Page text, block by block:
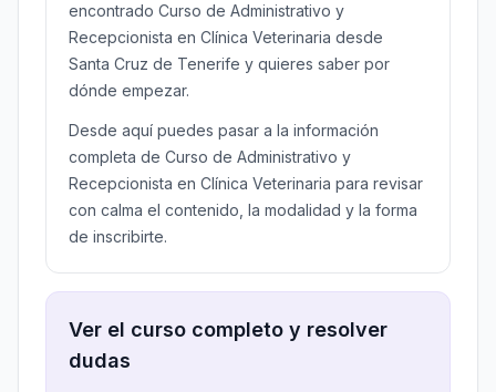
encontrado Curso de Administrativo y
Recepcionista en Clínica Veterinaria desde
Santa Cruz de Tenerife y quieres saber por
dónde empezar.
Desde aquí puedes pasar a la información
completa de Curso de Administrativo y
Recepcionista en Clínica Veterinaria para revisar
con calma el contenido, la modalidad y la forma
de inscribirte.
Ver el curso completo y resolver
dudas